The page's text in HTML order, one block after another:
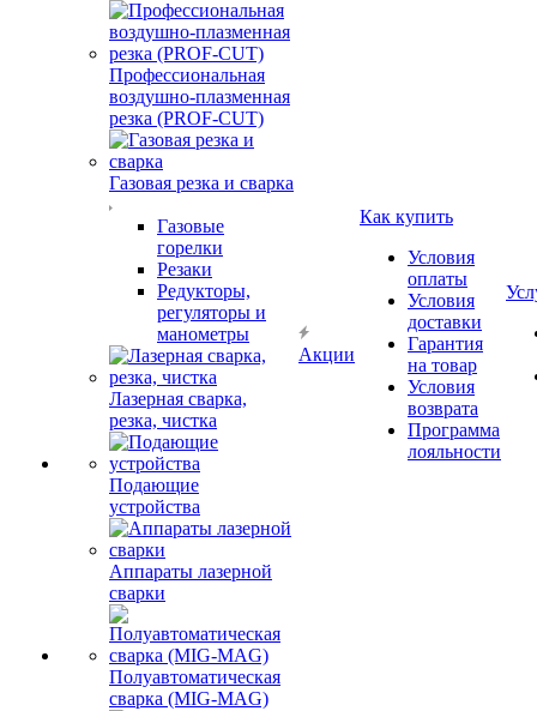
Профессиональная
воздушно-плазменная
резка (PROF-CUT)
Газовая резка и сварка
Газовые
горелки
Резаки
Редукторы,
регуляторы и
манометры
Лазерная сварка,
резка, чистка
Подающие
устройства
Аппараты лазерной
сварки
Полуавтоматическая
сварка (MIG-MAG)
Акции
Как купить
Условия
оплаты
Условия
доставки
Гарантия
на товар
Условия
возврата
Программа
лояльности